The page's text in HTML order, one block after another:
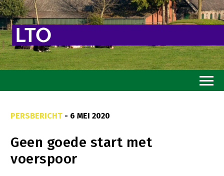
Goed eten
Mooi groen
PERSBERICHT - 6 MEI 2020
Geen goede start met
voerspoor